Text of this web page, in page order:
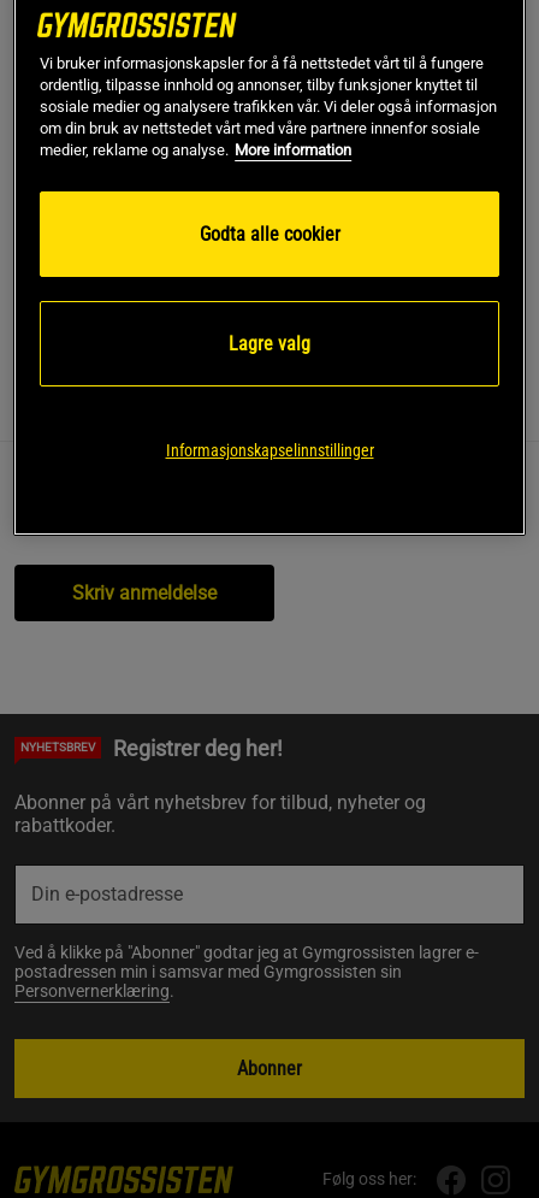
0 kr
0 kr
-10%
-15%
-20%
Gjelder også når du kjøper flere smaker
Gratis retur
SKU #A91017| EAN7331985104401
Skriv anmeldelse
NYHETSBREV Registrer deg her!
Abonner på vårt nyhetsbrev for tilbud, nyheter og
rabattkoder.
Ved å klikke på "Abonner" godtar jeg at Gymgrossisten lagrer e-
postadressen min i samsvar med Gymgrossisten sin
Personvernerklæring.
Abonner
Følg oss her:
Vi bruker informasjonskapsler for å få nettstedet vårt til å fungere
ordentlig, tilpasse innhold og annonser, tilby funksjoner knyttet til
sosiale medier og analysere trafikken vår. Vi deler også informasjon
om din bruk av nettstedet vårt med våre partnere innenfor sosiale
medier, reklame og analyse. More information
Godta alle cookier
Lagre valg
Informasjonskapselinnstillinger